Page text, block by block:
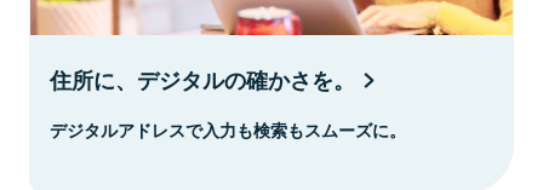
住所に、デジタルの確かさを。
デジタルアドレスで入力も検索もスムーズに。